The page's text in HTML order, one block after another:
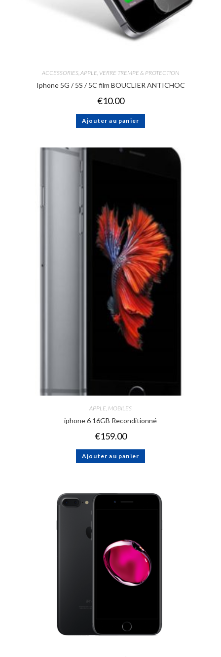
ACCESSORIES APPLE VERRE TREMPE & PROTECTION
Iphone 5G / 5S / 5C film BOUCLIER ANTICHOC
€10.00
Ajouter au panier
APPLE, MOBILES
iphone 6 16GB Reconditionné
€159.00
Ajouter au panier